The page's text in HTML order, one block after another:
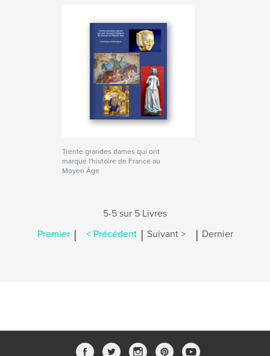
Trente grandes dames qui ont
marqué l'histoire de France au
Moyen Âge
5-5 sur 5 Livres
Premier | < Précédent | Suivant > | Dernier